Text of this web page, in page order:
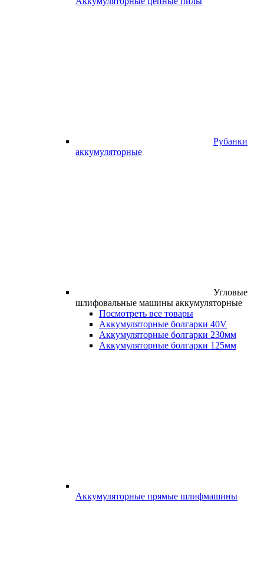
Рубанки
аккумуляторные
Угловые
шлифовальные машины аккумуляторные
Посмотреть все товары
Аккумуляторные болгарки 40V
Аккумуляторные болгарки 230мм
Аккумуляторные болгарки 125мм
Аккумуляторные прямые шлифмашины